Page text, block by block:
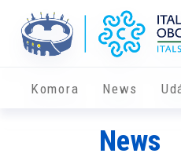
Komora News
News